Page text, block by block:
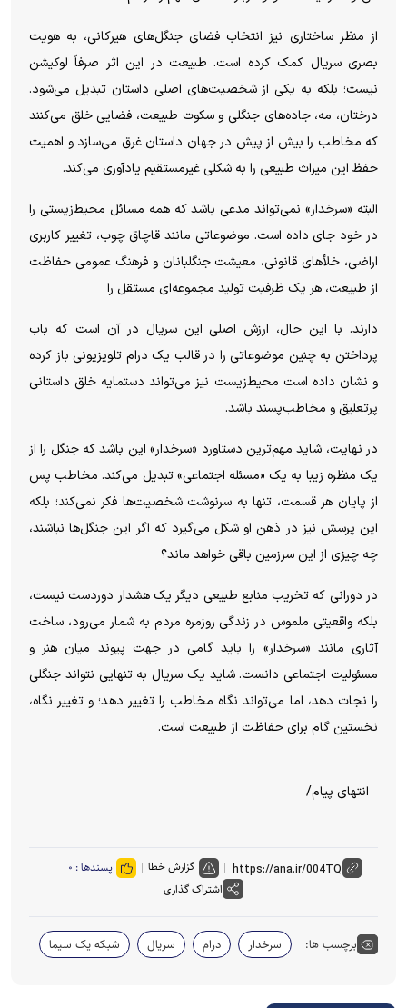
از منظر ساختاری نیز انتخاب فضای جنگل‌های هیرکانی، به هویت
بصری سریال کمک کرده است. طبیعت در این اثر صرفاً لوکیشن
نیست؛ بلکه به یکی از شخصیت‌های اصلی داستان تبدیل می‌شود.
درختان، مه، جاده‌های جنگلی و سکوت طبیعت، فضایی خلق می‌کنند
که مخاطب را بیش از پیش در جهان داستان غرق می‌سازد و اهمیت
حفظ این میراث طبیعی را به شکلی غیرمستقیم یادآوری می‌کند.
البته «سرخدار» نمی‌تواند مدعی باشد که همه مسائل محیط‌زیستی را
در خود جای داده است. موضوعاتی مانند قاچاق چوب، تغییر کاربری
اراضی، خلأ‌های قانونی، معیشت جنگلبانان و فرهنگ عمومی حفاظت
از طبیعت، هر یک ظرفیت تولید مجموعه‌ای مستقل را
دارند. با این حال، ارزش اصلی این سریال در آن است که باب
پرداختن به چنین موضوعاتی را در قالب یک درام تلویزیونی باز کرده
و نشان داده است محیط‌زیست نیز می‌تواند دستمایه خلق داستانی
پرتعلیق و مخاطب‌پسند باشد.
در نهایت، شاید مهم‌ترین دستاورد «سرخدار» این باشد که جنگل را از
یک منظره زیبا به یک «مسئله اجتماعی» تبدیل می‌کند. مخاطب پس
از پایان هر قسمت، تنها به سرنوشت شخصیت‌ها فکر نمی‌کند؛ بلکه
این پرسش نیز در ذهن او شکل می‌گیرد که اگر این جنگل‌ها نباشند،
چه چیزی از این سرزمین باقی خواهد ماند؟
در دورانی که تخریب منابع طبیعی دیگر یک هشدار دوردست نیست،
بلکه واقعیتی ملموس در زندگی روزمره مردم به شمار می‌رود، ساخت
آثاری مانند «سرخدار» را باید گامی در جهت پیوند میان هنر و
مسئولیت اجتماعی دانست. شاید یک سریال به تنهایی نتواند جنگلی
را نجات دهد، اما می‌تواند نگاه مخاطب را تغییر دهد؛ و تغییر نگاه،
نخستین گام برای حفاظت از طبیعت است.
انتهای پیام/
گزارش خطا پسندها : ۰
اشتراک گذاری
برچسب ها: سرخدار درام سریال شبکه یک سیما